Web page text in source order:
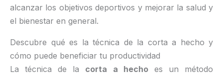
alcanzar los objetivos deportivos y mejorar la salud y
el bienestar en general.
Descubre qué es la técnica de la corta a hecho y
cómo puede beneficiar tu productividad
La técnica de la corta a hechoes un método